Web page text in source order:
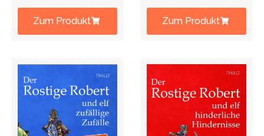
Zum Produkt Zum Produkt